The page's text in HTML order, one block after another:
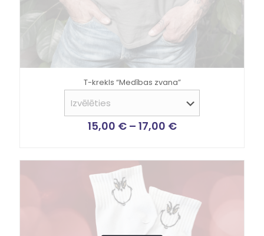
T-krekls “Medības zvana”
15,00 € – 17,00 €